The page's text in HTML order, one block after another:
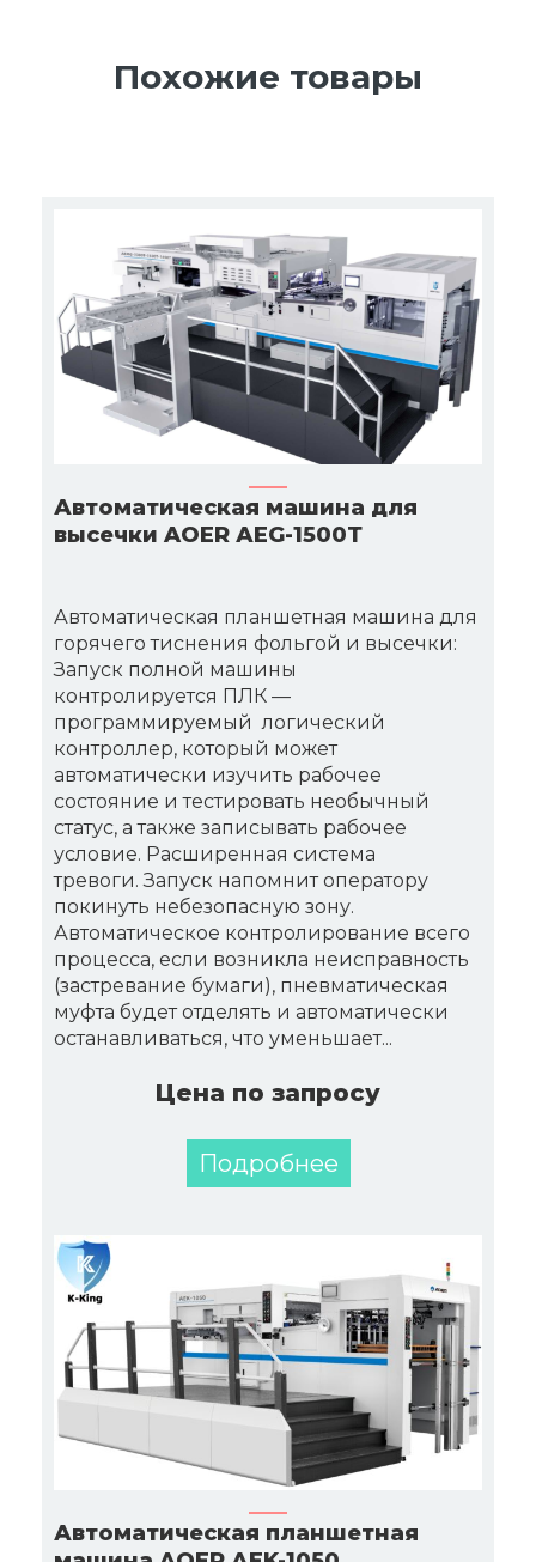
Похожие товары
Автоматическая машина для
высечки AOER АЕG-1500Т
Автоматическая планшетная машина для
горячего тиснения фольгой и высечки:
Запуск полной машины
контролируется ПЛК —
программируемый логический
контроллер, который может
автоматически изучить рабочее
состояние и тестировать необычный
статус, а также записывать рабочее
условие. Расширенная система
тревоги. Запуск напомнит оператору
покинуть небезопасную зону.
Автоматическое контролирование всего
процесса, если возникла неисправность
(застревание бумаги), пневматическая
муфта будет отделять и автоматически
останавливаться, что уменьшает...
Цена по запросу
Подробнее
Автоматическая планшетная